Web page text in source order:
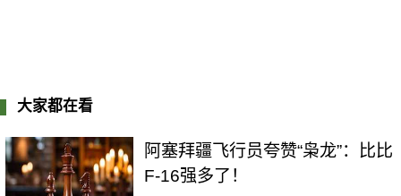
大家都在看
阿塞拜疆飞行员夸赞“枭龙”：比比
F-16强多了！